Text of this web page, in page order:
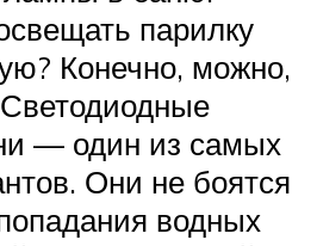
парилку
Конечно, можно,
— один из самых
Они не боятся
водных